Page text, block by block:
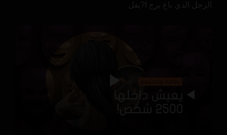
الرجل الذي باع برج ا?يفل